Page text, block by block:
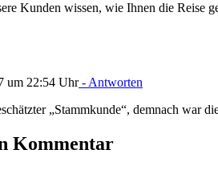
Kunden wissen, wie Ihnen die Reise
um 22:54 Uhr- Antworten
„Stammkunde“, demnach war
Kommentar